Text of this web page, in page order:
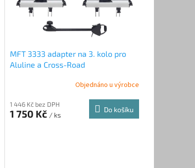
MFT 3333 adapter na 3. kolo pro
Aluline a Cross-Road
Objednáno u výrobce
1 446 Kč bez DPH
1 750 Kč / ks
Do košíku